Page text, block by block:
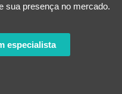
sua presença no mercado.
especialista